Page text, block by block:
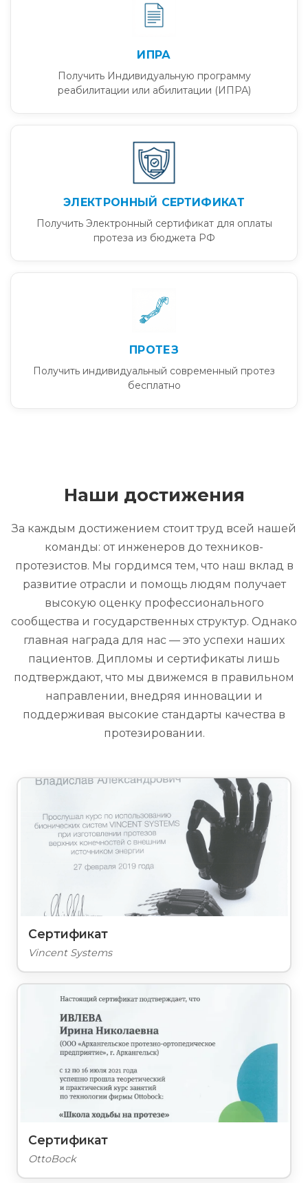
ИПРА
Получить Индивидуальную программу
реабилитации или абилитации (ИПРА)
ЭЛЕКТРОННЫЙ СЕРТИФИКАТ
Получить Электронный сертификат для оплаты
протеза из бюджета РФ
ПРОТЕЗ
Получить индивидуальный современный протез
бесплатно
Наши достижения
За каждым достижением стоит труд всей нашей
команды: от инженеров до техников-
протезистов. Мы гордимся тем, что наш вклад в
развитие отрасли и помощь людям получает
высокую оценку профессионального
сообщества и государственных структур. Однако
главная награда для нас — это успехи наших
пациентов. Дипломы и сертификаты лишь
подтверждают, что мы движемся в правильном
направлении, внедряя инновации и
поддерживая высокие стандарты качества в
протезировании.
Сертификат
Vincent Systems
Сертификат
OttoBock